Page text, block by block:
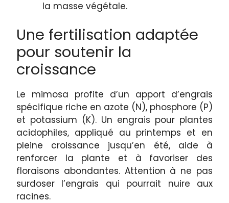
la masse végétale.
Une fertilisation adaptée
pour soutenir la
croissance
Le mimosa profite d’un apport d’engrais
spécifique riche en azote (N), phosphore (P)
et potassium (K). Un engrais pour plantes
acidophiles, appliqué au printemps et en
pleine croissance jusqu’en été, aide à
renforcer la plante et à favoriser des
floraisons abondantes. Attention à ne pas
surdoser l’engrais qui pourrait nuire aux
racines.